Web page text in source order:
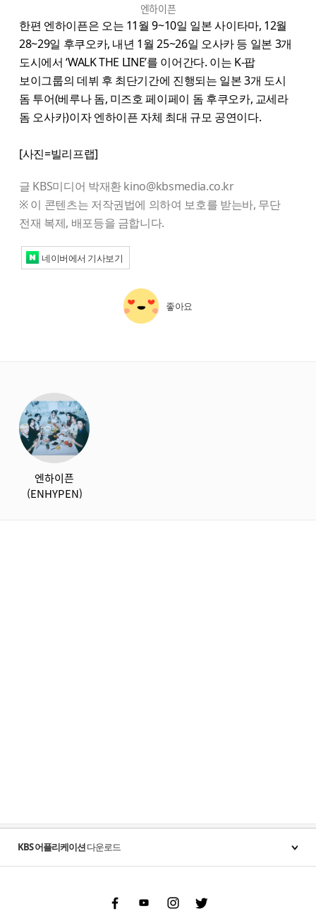
엔하이픈
한편 엔하이픈은 오는 11월 9~10일 일본 사이타마, 12월
28~29일 후쿠오카, 내년 1월 25~26일 오사카 등 일본 3개
도시에서 ‘WALK THE LINE’를 이어간다. 이는 K-팝
보이그룹의 데뷔 후 최단기간에 진행되는 일본 3개 도시
돔 투어(베루나 돔, 미즈호 페이페이 돔 후쿠오카, 교세라
돔 오사카)이자 엔하이픈 자체 최대 규모 공연이다.
[사진=빌리프랩]
글 KBS미디어 박재환 kino@kbsmedia.co.kr
※ 이 콘텐츠는 저작권법에 의하여 보호를 받는바, 무단
전재 복제, 배포등을 금합니다.
네이버에서 기사보기
좋아요
엔하이픈
(ENHYPEN)
KBS 어플리케이션다운로드
FacebookYoutubeInstgram Twitter